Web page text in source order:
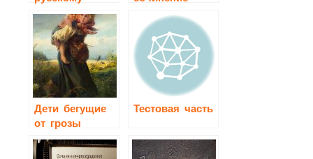
языку
Дети бегущие
от грозы
сочинение 3
класс
Тестовая часть